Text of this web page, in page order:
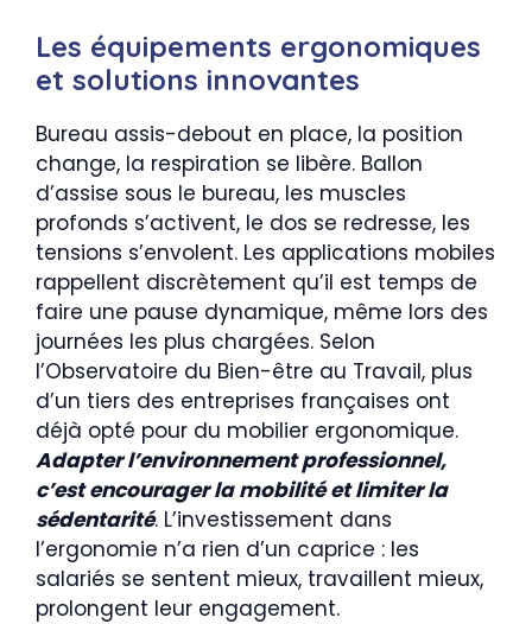
Les équipements ergonomiques
et solutions innovantes
Bureau assis-debout en place, la position
change, la respiration se libère. Ballon
d’assise sous le bureau, les muscles
profonds s’activent, le dos se redresse, les
tensions s’envolent. Les applications mobiles
rappellent discrètement qu’il est temps de
faire une pause dynamique, même lors des
journées les plus chargées. Selon
l’Observatoire du Bien-être au Travail, plus
d’un tiers des entreprises françaises ont
déjà opté pour du mobilier ergonomique.
Adapter l’environnement professionnel,
c’est encourager la mobilité et limiter la
sédentarité. L’investissement dans
l’ergonomie n’a rien d’un caprice : les
salariés se sentent mieux, travaillent mieux,
prolongent leur engagement.